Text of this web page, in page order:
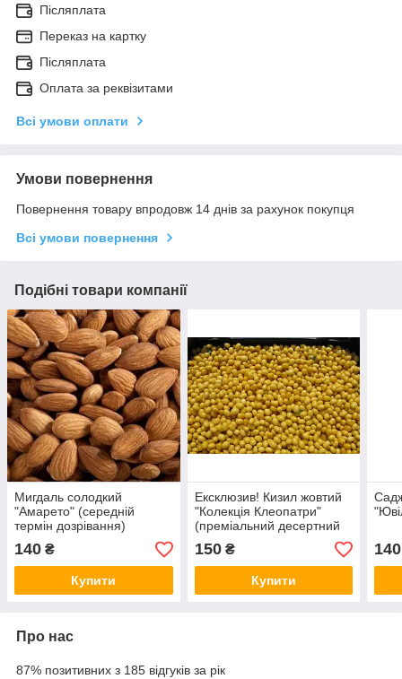
Післяплата
Переказ на картку
Післяплата
Оплата за реквізитами
Всі умови оплати
Умови повернення
Повернення товару впродовж 14 днів за рахунок покупця
Всі умови повернення
Подібні товари компанії
Мигдаль солодкий
"Амарето" (середній
термін дозрівання)
140 ₴
Купити
Ексклюзив! Кизил жовтий
"Колекція Клеопатри"
(преміальний десертний
сорт, середній термін
дозрівання)
150₴
Купити
140
Про нас
87% позитивних з 185 відгуків за рік